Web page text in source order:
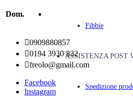
Fibbie
ASSISTENZA POST
Spedizione
Dom.
0909880857
0194 3930 832
freolo@gmail.com
Facebook
Instagram